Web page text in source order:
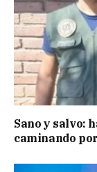
Sano y salvo:
caminando